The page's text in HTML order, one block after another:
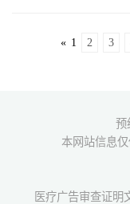
« 1 2 3
预
本网站信息
医疗广告审查证明